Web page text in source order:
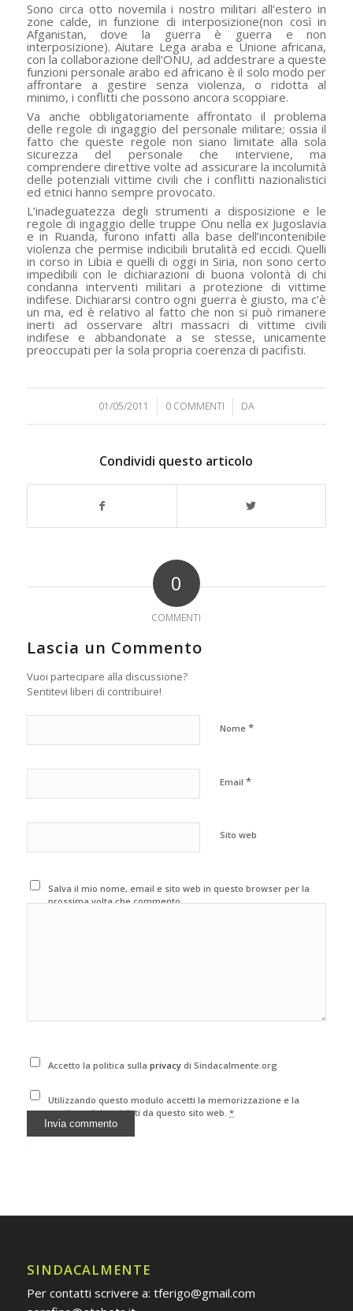
Sono circa otto novemila i nostro militari all’estero in
zonecalde, in funzione di interposizione(non così in
Afganistan, dove la guerra è guerra e non
interposizione). Aiutare Lega araba e Unione africana,
con la collaborazione dell’ONU, ad addestrare a queste
funzioni personale arabo ed africano è il solo modo per
affrontare a gestire senza violenza, o ridotta al
minimo, i conflitti che possono ancora scoppiare.
Va anche obbligatoriamente affrontato il problema
delleregole di ingaggio del personale militare; ossia il
fatto che queste regole non siano limitate alla sola
sicurezza del personale che interviene, ma
comprendere direttive volte ad assicurare la incolumità
delle potenziali vittime civili che i conflitti nazionalistici
ed etnici hanno sempre provocato.
L’inadeguatezza degli strumenti a disposizione e le
regole di ingaggio delle truppe Onu nella ex Jugoslavia
e in Ruanda, furono infatti alla base dell’incontenibile
violenza che permise indicibili brutalità ed eccidi. Quelli
in corso in Libia e quelli di oggi in Siria, non sono certo
impedibili con le dichiarazioni di buona volontà di chi
condanna interventi militari a protezione di vittime
indifese. Dichiararsi contro ogni guerra è giusto, ma c’è
un ma, ed è relativo al fatto che non si può rimanere
inerti ad osservare altri massacri di vittime civili
indifese e abbandonate a se stesse, unicamente
preoccupati per la sola propria coerenza di pacifisti.
01/05/2011
/ 0 COMMENTI
/ DA
Condividi questo articolo
0
COMMENTI
Lascia un Commento
Vuoi partecipare alla discussione?
Sentitevi liberi di contribuire!
Nome *
Email *
Sito web
Salva il mio nome, email e sito web in questo browser per la
prossima volta che commento.
Accetto la politica sullaprivacydi Sindacalmente.org
Utilizzando questo modulo accetti la memorizzazione e la
gestione dei tuoi dati da questo sito web.*
SINDACALMENTE
Per contatti scrivere a: tferigo@gmail.com